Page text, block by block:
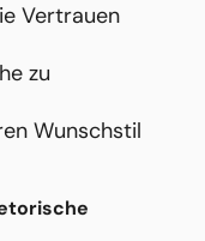
Vertrauen
zu
Wunschstil